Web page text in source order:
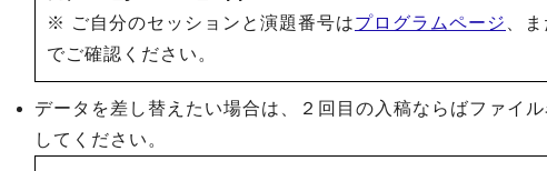
※ ご自分のセッションと演題番号はプログラムページ
、
でご確認ください。
データを差し替えたい場合は、２回目の入稿ならばファイ
してください。